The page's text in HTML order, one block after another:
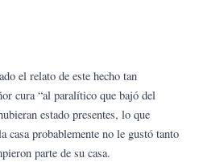
el relato de este hecho tan
cura “al paralítico que bajó del
estado presentes, lo que
probablemente no le gustó tanto
parte de su casa.